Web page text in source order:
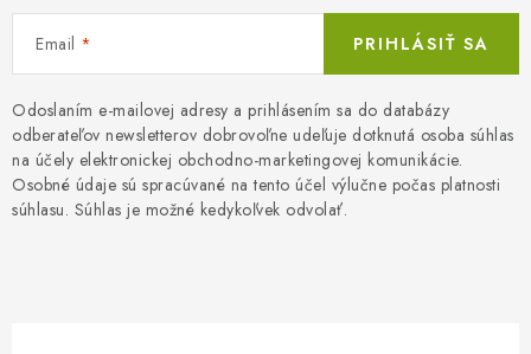
Email
Odoslaním e-mailovej adresy a prihlásením sa do databázy
odberateľov newsletterov dobrovoľne udeľuje dotknutá osoba súhlas
na účely elektronickej obchodno-marketingovej komunikácie.
Osobné údaje sú spracúvané na tento účel výlučne počas platnosti
súhlasu. Súhlas je možné kedykoľvek odvolať.
PRIHLÁSIŤ SA